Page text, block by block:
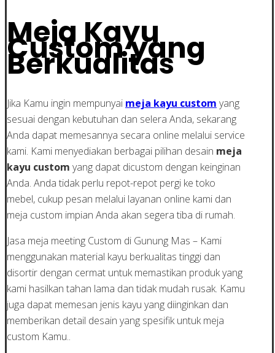
Meja Kayu
Custom yang
Berkualitas
Jika Kamu ingin mempunyai meja kayu custom yang
sesuai dengan kebutuhan dan selera Anda, sekarang
Anda dapat memesannya secara online melalui service
kami. Kami menyediakan berbagai pilihan desain meja
kayu custom yang dapat dicustom dengan keinginan
Anda. Anda tidak perlu repot-repot pergi ke toko
mebel, cukup pesan melalui layanan online kami dan
meja custom impian Anda akan segera tiba di rumah.
Jasa meja meeting Custom di Gunung Mas – Kami
menggunakan material kayu berkualitas tinggi dan
disortir dengan cermat untuk memastikan produk yang
kami hasilkan tahan lama dan tidak mudah rusak. Kamu
juga dapat memesan jenis kayu yang diinginkan dan
memberikan detail desain yang spesifik untuk meja
custom Kamu..